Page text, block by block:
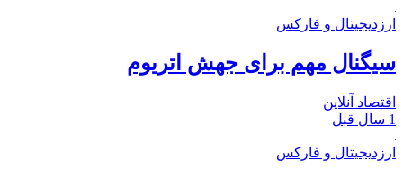
ارزدیجیتال و فارکس
سیگنال مهم برای جهش اتریوم
اقتصاد آنلاین
1 سال قبل
ارزدیجیتال و فارکس